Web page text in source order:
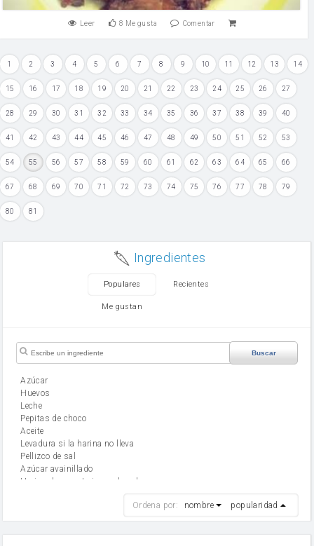
Leer 8 Me gusta Comentar
1 2 3 4 5 6 7 8 9 10 11 12 13 14
15 16 17 18 19 20 21 22 23 24 25 26 27
28 29 30 31 32 33 34 35 36 37 38 39 40
41 42 43 44 45 46 47 48 49 50 51 52 53
54 55 56 57 58 59 60 61 62 63 64 65 66
67 68 69 70 71 72 73 74 75 76 77 78 79
80 81
Ingredientes
Populares Recientes
Me gustan
Buscar
Azúcar
huevos
leche
Pepitas de choco
aceite
Levadura si la harina no lleva
Pellizco de sal
Azúcar avainillado
Harina de reposteria con levadura
mantequilla
Ordena por: nombre popularidad